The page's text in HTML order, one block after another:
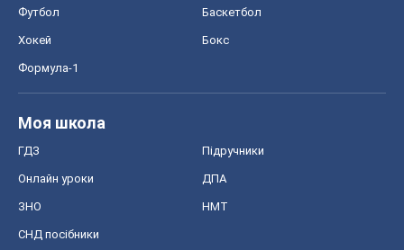
Футбол Баскетбол
Хокей Бокс
Формула-1
Моя школа
ГДЗ Підручники
Онлайн уроки ДПА
ЗНО НМТ
СНД посібники